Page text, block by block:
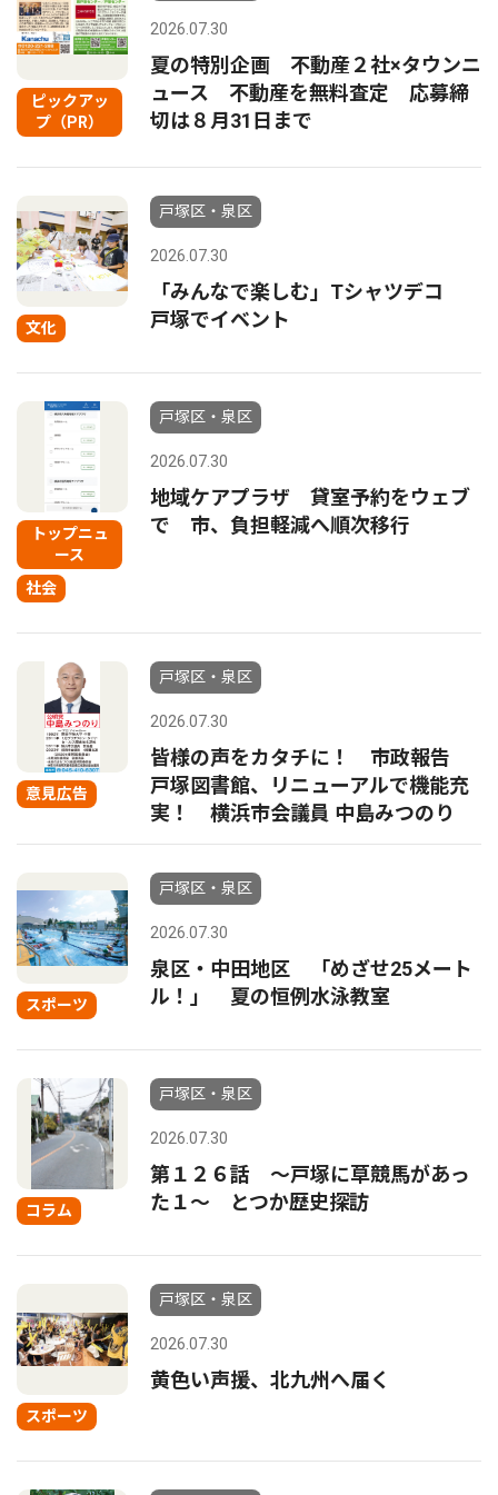
ピックアッ
プ（PR）
2026.07.30
夏の特別企画 不動産２社×タウンニ
ュース 不動産を無料査定 応募締
切は８月31日まで
文化
戸塚区・泉区
2026.07.30
「みんなで楽しむ」Tシャツデコ
戸塚でイベント
トップニュ
ース
社会
戸塚区・泉区
2026.07.30
地域ケアプラザ 貸室予約をウェブ
で 市、負担軽減へ順次移行
意見広告
戸塚区・泉区
2026.07.30
皆様の声をカタチに！ 市政報告
戸塚図書館、リニューアルで機能充
実！ 横浜市会議員 中島みつのり
スポーツ
戸塚区・泉区
2026.07.30
泉区・中田地区 「めざせ25メート
ル！」 夏の恒例水泳教室
コラム
戸塚区・泉区
2026.07.30
第１２６話 〜戸塚に草競馬があっ
た１〜 とつか歴史探訪
スポーツ
戸塚区・泉区
2026.07.30
黄色い声援、北九州へ届く